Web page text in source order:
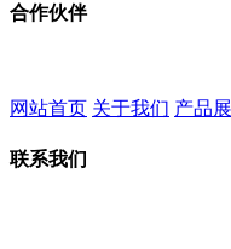
合作伙伴
网站首页 关于我们 产品
联系我们